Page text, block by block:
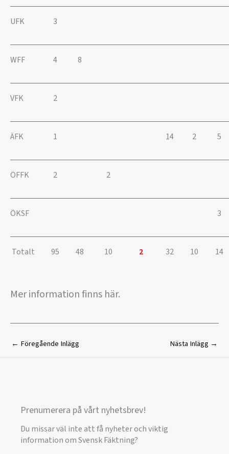
UFK 3
WFF 4 8
VFK 2
ÄFK 1 14 2 5
ÖFFK 2 2
ÖKSF 3
Totalt 95 48 10 2 32 10 14
Mer information finns här.
← Föregående Inlägg Nästa Inlägg →
Prenumerera på vårt nyhetsbrev!
Du missar väl inte att få nyheter och viktig
information om Svensk Fäktning?